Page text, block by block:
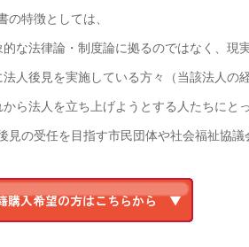
の特徴としては、
的な法律論・制度論に拠るのではなく、現
法人後見を実施している方々（当該法人の
から法人を立ち上げようとする人たちにと
見の受任を目指す市民団体や社会福祉協